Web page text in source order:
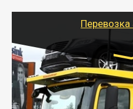
Цена за км.